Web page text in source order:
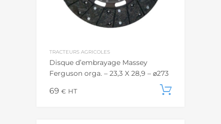
TRACTEURS AGRICOLES
Disque d’embrayage Massey
Ferguson orga. – 23,3 X 28,9 – ⌀273
69 € HT